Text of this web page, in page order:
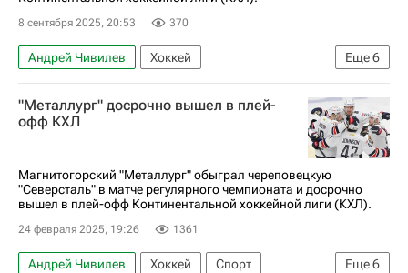
8 сентября 2025, 20:53 370
Еще6
Андрей Чивилев
Хоккей
Дмитрий Кугрышев
Владислав Сёмин
Лада
Автомобилист
КХЛ 2025-2026
"Металлург" досрочно вышел в плей-
офф КХЛ
Магнитогорский "Металлург" обыграл череповецкую
"Северсталь" в матче регулярного чемпионата и досрочно
вышел в плей-офф Континентальной хоккейной лиги (КХЛ).
24 февраля 2025, 19:26 1361
Еще6
Андрей Чивилев Хоккей
Спорт